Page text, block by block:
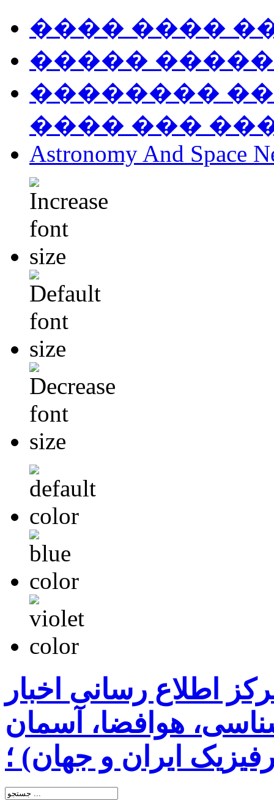
���� ����
�����
��������
���� ���
Astronomy And Space
اطلاع رسانی اخبار
هوافضا، آسمان
ایران و جهان) ؛